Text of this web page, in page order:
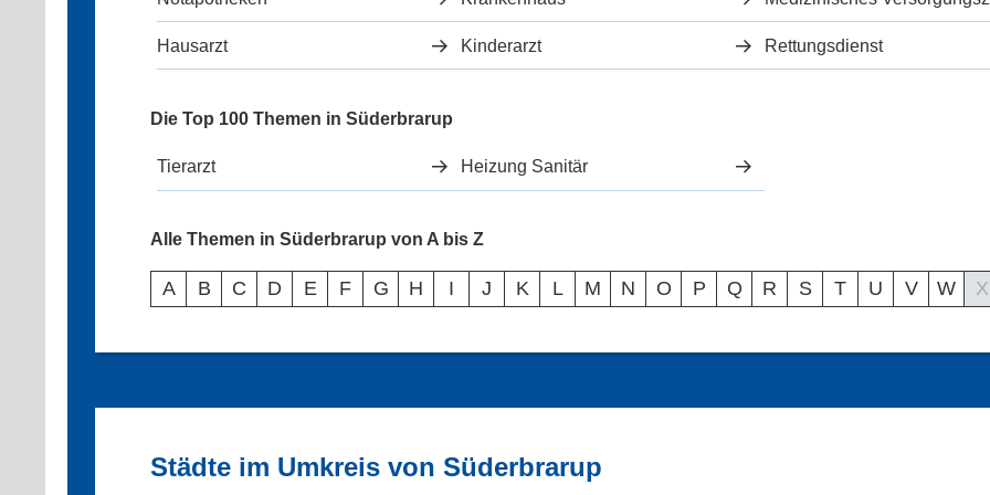
Hausarzt Kinderarzt Rettungsdienst
Die Top 100 Themen in Süderbrarup
Tierarzt Heizung Sanitär
Alle Themen in Süderbrarup von A bis Z
A B C D E F G H I J K L M N O P Q R S T U V W X
Städte im Umkreis von Süderbrarup